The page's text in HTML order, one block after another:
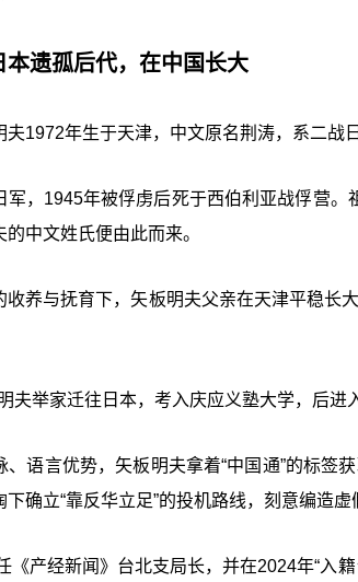
遗孤后代，在中国长大
1972年生于天津，中文原名荆涛，系二战
军，1945年被俘虏后死于西伯利亚战俘营
中文姓氏便由此而来。
收养与抚育下，矢板明夫父亲在天津平稳长
夫举家迁往日本，考入庆应义塾大学，后
、语言优势，矢板明夫拿着“中国通”的标签
确立“靠反华立足”的投机路线，刻意编造虚
《产经新闻》台北支局长，并在2024年“入